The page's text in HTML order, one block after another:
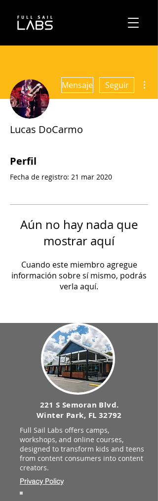
Mensaje Seguir
Lucas DoCarmo
Perfil
Fecha de registro: 21 mar 2020
Aún no hay nada que
mostrar aquí
Cuando este miembro agregue
información sobre sí mismo, podrás
verla aquí.
221 S Semoran Blvd.
Winter Park, FL 32792
Full Sail Labs offers camps,
workshops, and online courses,
designed to transform kids and teens
from content consumers into content
creators.
Privacy Policy